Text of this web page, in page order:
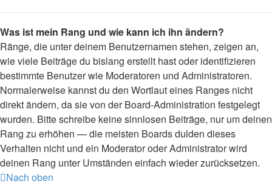
Was ist mein Rang und wie kann ich ihn ändern?
Ränge, die unter deinem Benutzernamen stehen, zeigen an,
wie viele Beiträge du bislang erstellt hast oder identifizieren
bestimmte Benutzer wie Moderatoren und Administratoren.
Normalerweise kannst du den Wortlaut eines Ranges nicht
direkt ändern, da sie von der Board-Administration festgelegt
wurden. Bitte schreibe keine sinnlosen Beiträge, nur um deinen
Rang zu erhöhen — die meisten Boards dulden dieses
Verhalten nicht und ein Moderator oder Administrator wird
deinen Rang unter Umständen einfach wieder zurücksetzen.
Nach oben